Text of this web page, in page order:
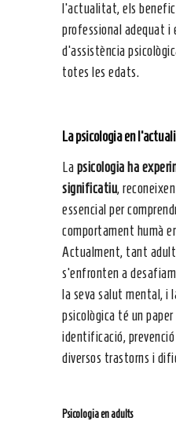
l’actualitat, els
professional adequat i
d’assistència
totes les edats.
La psicologia en
La psicologia ha
significatiu,
essencial per
comportament humà
Actualment, tant
s’enfronten a
la seva salut mental, i
psicològica té un
identificació,
diversos trastorns i
Psicologia en adults